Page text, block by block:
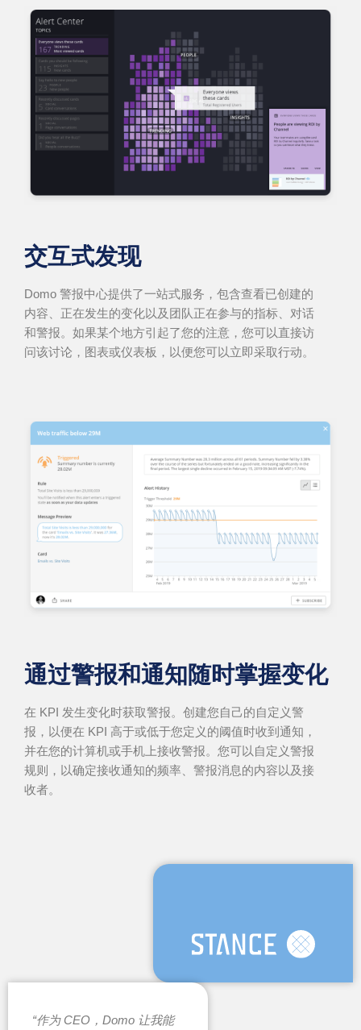
交互式发现
Domo 警报中心提供了一站式服务，包含查看已创建的
内容、正在发生的变化以及团队正在参与的指标、对话
和警报。如果某个地方引起了您的注意，您可以直接访
问该讨论，图表或仪表板，以便您可以立即采取行动。
通过警报和通知随时掌握变化
在 KPI 发生变化时获取警报。创建您自己的自定义警
报，以便在 KPI 高于或低于您定义的阈值时收到通知，
并在您的计算机或手机上接收警报。您可以自定义警报
规则，以确定接收通知的频率、警报消息的内容以及接
收者。
“作为 CEO，Domo 让我能